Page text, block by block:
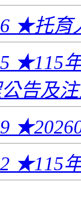
★托育
★115
告及
★115